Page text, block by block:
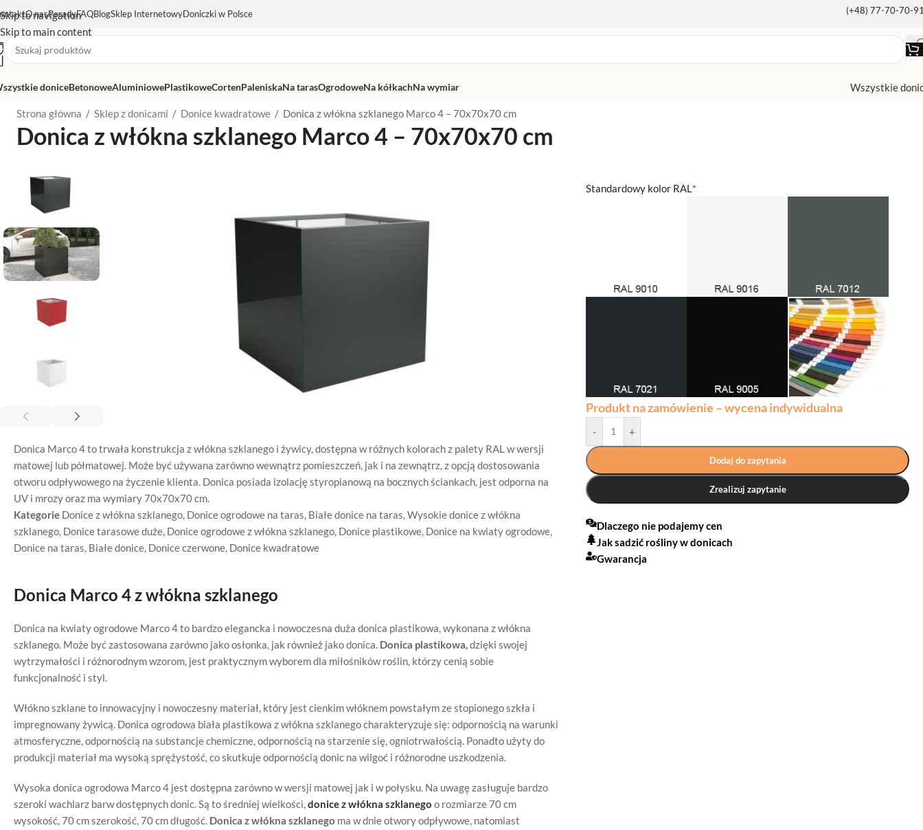
Skip to navigation
Skip to main content
O nasPoradyFAQBlogSklep InternetowyDoniczki w Polsce (+48) 77-70-70-
doniceBetonoweAluminiowePlastikoweCortenPaleniskaNa tarasOgrodoweNa kółkachNa wymiar Wszystkie
Strona główna / Sklep z donicami / Donice kwadratowe / Donica z włókna szklanego Marco 4 – 70x70x70 cm
Donica z włókna szklanego Marco 4 – 70x70x70 cm
Donica Marco 4 to trwała konstrukcja z włókna szklanego i żywicy, dostępna w różnych kolorach z palety RAL w wersji
matowej lub półmatowej. Może być używana zarówno wewnątrz pomieszczeń, jak i na zewnątrz, z opcją dostosowania
otworu odpływowego na życzenie klienta. Donica posiada izolację styropianową na bocznych ściankach, jest odporna na
UV i mrozy oraz ma wymiary 70x70x70 cm.
Kategorie Donice z włókna szklanego, Donice ogrodowe na taras, Białe donice na taras,Wysokie donice z włókna
szklanego, Donice tarasowe duże, Donice ogrodowe z włókna szklanego, Donice plastikowe, Donice na kwiaty ogrodowe,
Donice na taras, Białe donice, Donice czerwone, Donice kwadratowe
Donica Marco 4 z włókna szklanego
Donica na kwiaty ogrodowe Marco 4 to bardzo elegancka i nowoczesna duża donica plastikowa, wykonana z włókna
szklanego. Może być zastosowana zarówno jako osłonka, jak również jako donica. Donica plastikowa,dzięki swojej
wytrzymałości i różnorodnym wzorom, jest praktycznym wyborem dla miłośników roślin, którzy cenią sobie
funkcjonalność i styl.
Włókno szklane to innowacyjny i nowoczesny materiał, który jest cienkim włóknem powstałym ze stopionego szkła i
impregnowany żywicą. Donica ogrodowa biała plastikowa z włókna szklanego charakteryzuje się: odpornością na warunki
atmosferyczne, odpornością na substancje chemiczne, odpornością na starzenie się, ogniotrwałością. Ponadto użyty do
produkcji materiał ma wysoką sprężystość, co skutkuje odpornością donic na wilgoć i różnorodne uszkodzenia.
Wysoka donica ogrodowa Marco 4 jest dostępna zarówno w wersji matowej jak i w połysku. Na uwagę zasługuje bardzo
szeroki wachlarz barw dostępnych donic. Są to średniej wielkości,donice z włókna szklanego o rozmiarze 70 cm
wysokość, 70 cm szerokość, 70 cm długość. Donica z włókna szklanego ma w dnie otwory odpływowe, natomiast
*
Standardowy kolor RAL
Produkt na zamówienie – wycena indywidualna
- +
Dodaj do zapytania
Zrealizuj zapytanie
Dlaczego nie podajemy cen
Jak sadzić rośliny w donicach
Gwarancja